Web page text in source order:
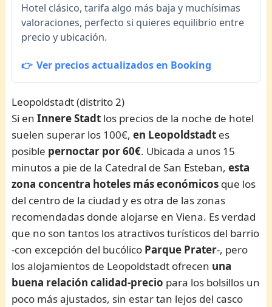
Hotel clásico, tarifa algo más baja y muchísimas
valoraciones, perfecto si quieres equilibrio entre
precio y ubicación.
Ver precios actualizados en Booking
Leopoldstadt (distrito 2)
Si enInnere Stadt los precios de la noche de hotel
suelen superar los 100€,en Leopoldstadt es
posible pernoctar por 60€. Ubicada a unos 15
minutos a pie de la Catedral de San Esteban,esta
zona concentra hoteles más económicos que los
del centro de la ciudad y es otra de las zonas
recomendadas donde alojarse en Viena. Es verdad
que no son tantos los atractivos turísticos del barrio
-con excepción del bucólico Parque Prater-, pero
los alojamientos de Leopoldstadt ofrecen una
buena relación calidad-precio para los bolsillos un
poco más ajustados, sin estar tan lejos del casco